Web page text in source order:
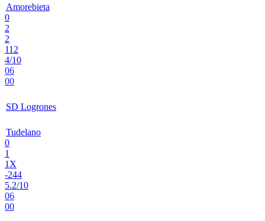
Amorebieta
0
2
2
112
4/10
06
00
SD Logrones
Tudelano
0
1
1X
-244
5.2/10
06
00